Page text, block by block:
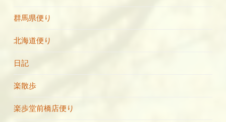
群馬県便り
北海道便り
日記
楽散歩
楽歩堂前橋店便り